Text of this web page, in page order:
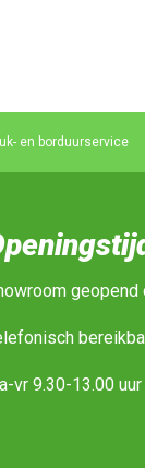
en borduurservice
geopend
vr 9.30-13.00 uur